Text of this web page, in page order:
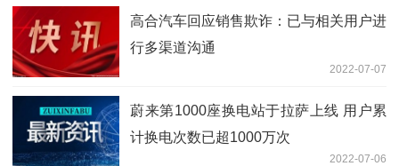
高合汽车回应销售欺诈：已与相关用户进
行多渠道沟通
2022-07-07
蔚来第1000座换电站于拉萨上线 用户累
计换电次数已超1000万次
2022-07-06